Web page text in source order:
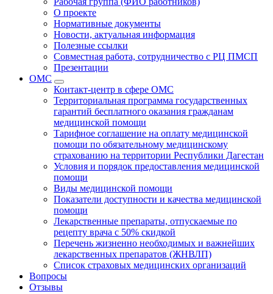
О проекте
Нормативные документы
Новости, актуальная информация
Полезные ссылки
Совместная работа, сотрудничество с РЦ ПМСП
Презентации
ОМС
Контакт-центр в сфере ОМС
Территориальная программа государственных
гарантий бесплатного оказания гражданам
медицинской помощи
Тарифное соглашение на оплату медицинской
помощи по обязательному медицинскому
страхованию на территории Республики Дагестан
Условия и порядок предоставления медицинской
помощи
Виды медицинской помощи
Показатели доступности и качества медицинской
помощи
Лекарственные препараты, отпускаемые по
рецепту врача с 50% скидкой
Перечень жизненно необходимых и важнейших
лекарственных препаратов (ЖНВЛП)
Список страховых медицинских организаций
Вопросы
Отзывы